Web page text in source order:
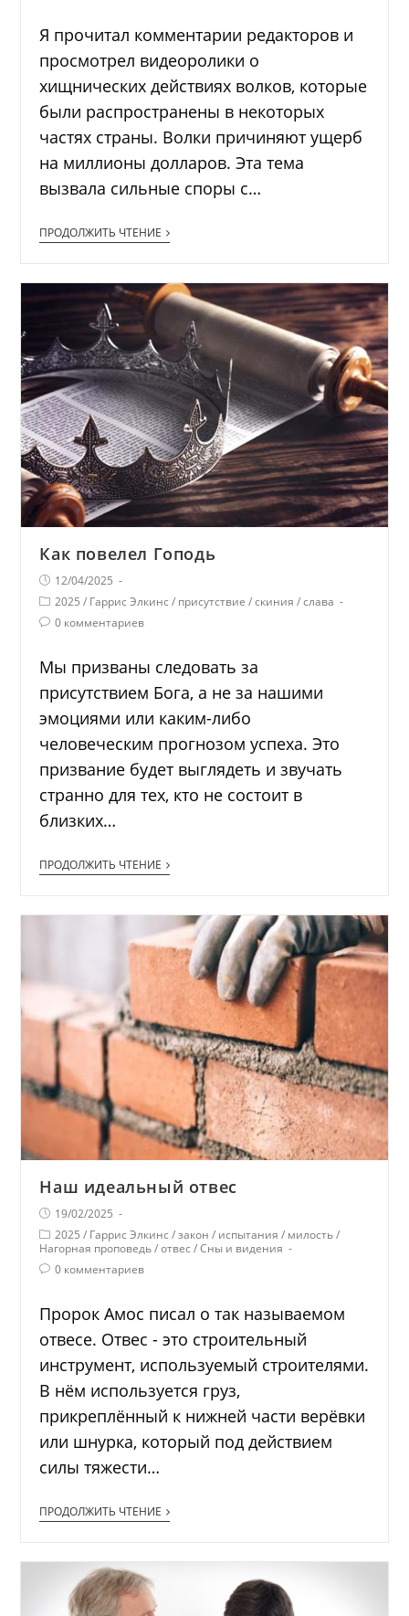
Я прочитал комментарии редакторов и
просмотрел видеоролики о
хищнических действиях волков, которые
были распространены в некоторых
частях страны. Волки причиняют ущерб
на миллионы долларов. Эта тема
вызвала сильные споры с…
ПРОДОЛЖИТЬ ЧТЕНИЕ
Как повелел Гоподь
12/04/2025
2025 / Гаррис Элкинс / присутствие / скиния / слава
0 комментариев
Мы призваны следовать за
присутствием Бога, а не за нашими
эмоциями или каким-либо
человеческим прогнозом успеха. Это
призвание будет выглядеть и звучать
странно для тех, кто не состоит в
близких…
ПРОДОЛЖИТЬ ЧТЕНИЕ
Наш идеальный отвес
19/02/2025
2025 / Гаррис Элкинс / закон / испытания / милость /
Нагорная проповедь / отвес / Сны и видения
0 комментариев
Пророк Амос писал о так называемом
отвесе. Отвес - это строительный
инструмент, используемый строителями.
В нём используется груз,
прикреплённый к нижней части верёвки
или шнурка, который под действием
силы тяжести…
ПРОДОЛЖИТЬ ЧТЕНИЕ